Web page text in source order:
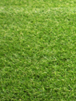
プレーオフ
関西学生選抜